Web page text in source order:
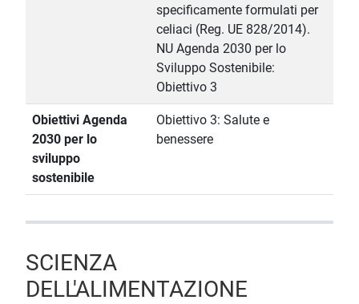
specificamente formulati per
celiaci (Reg. UE 828/2014).
NU Agenda 2030 per lo
Sviluppo Sostenibile:
Obiettivo 3
Obiettivi Agenda
2030 per lo
sviluppo
sostenibile
Obiettivo 3: Salute e
benessere
SCIENZA
DELL'ALIMENTAZIONE